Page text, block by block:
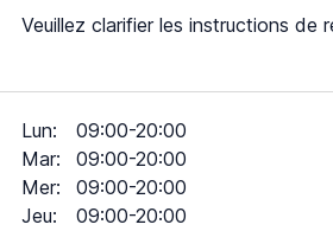
Veuillez clarifier les instructions de
Lun:
09:00-20:00
Mar:
09:00-20:00
Mer:
09:00-20:00
Jeu:
09:00-20:00